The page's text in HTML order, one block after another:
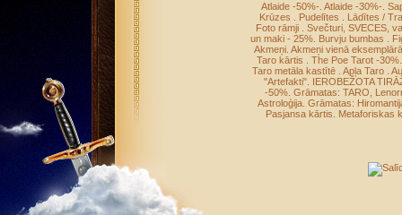
Atlaide -50%- Atlaide -30%-
Krūzes
Pudelītes
Lādītes /
Foto rāmji
Svečturi, SVECES,
un maki - 25% Burvju bumbas
Akmeņi. Akmeņi vienā eksemplārā
Taro kārtis
The Poe Tarot -30%
Taro metāla kastītē
Apļa Taro
"Artefakti". IEROBEŽOTA
-50%. Grāmatas: TARO,
Astroloģija Grāmatas:
Pasjansa kārtis
Metaforiskas